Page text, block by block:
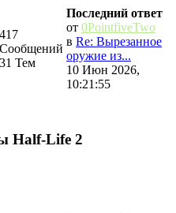
417
Сообщений
31 Тем
Последний ответ
от 0PointfiveTwo
в Re: Вырезанное
оружие из...
10 Июн 2026,
10:21:55
Half-Life 2